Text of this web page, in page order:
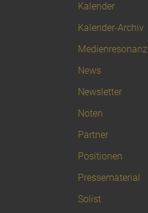
Kalender
Kalender-Archiv
Medienresonanz
News
Newsletter
Noten
Partner
Positionen
Pressematerial
Solist